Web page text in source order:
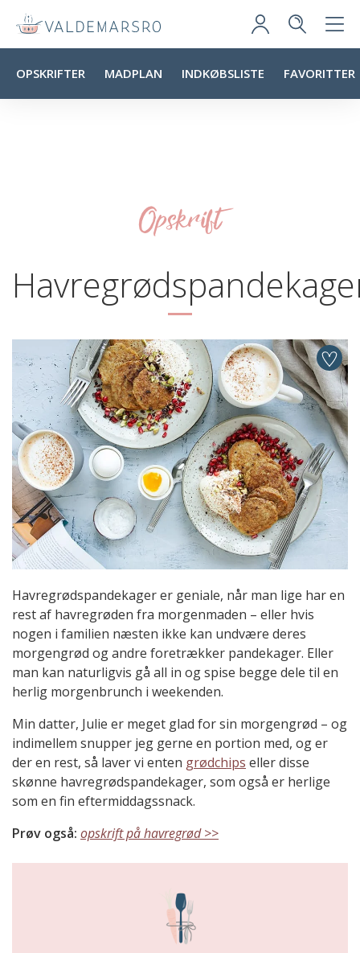
OPSKRIFTER MADPLAN INDKØBSLISTE FAVORITTER
Opskrift
Havregrødspandekager er geniale, når man lige har en
rest af havregrøden fra morgenmaden – eller hvis
nogen i familien næsten ikke kan undvære deres
morgengrød og andre foretrækker pandekager. Eller
man kan naturligvis gå all in og spise begge dele til en
herlig morgenbrunch i weekenden.
Min datter, Julie er meget glad for sin morgengrød – og
indimellem snupper jeg gerne en portion med, og er
der en rest, så laver vi enten grødchips eller disse
skønne havregrødspandekager, som også er herlige
som en fin eftermiddagssnack.
Prøv også: opskrift på havregrød >>